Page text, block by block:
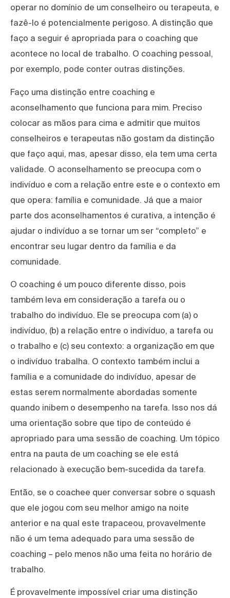
operar no domínio de um conselheiro ou terapeuta, e
fazê-lo é potencialmente perigoso. A distinção que
faço a seguir é apropriada para o coaching que
acontece no local de trabalho. O coaching pessoal,
por exemplo, pode conter outras distinções.
Faço uma distinção entre coaching e
aconselhamento que funciona para mim. Preciso
colocar as mãos para cima e admitir que muitos
conselheiros e terapeutas não gostam da distinção
que faço aqui, mas, apesar disso, ela tem uma certa
validade. O aconselhamento se preocupa com o
indivíduo e com a relação entre este e o contexto em
que opera: família e comunidade. Já que a maior
parte dos aconselhamentos é curativa, a intenção é
ajudar o indivíduo a se tornar um ser “completo” e
encontrar seu lugar dentro da família e da
comunidade.
O coaching é um pouco diferente disso, pois
também leva em consideração a tarefa ou o
trabalho do indivíduo. Ele se preocupa com (a) o
indivíduo, (b) a relação entre o indivíduo, a tarefa ou
o trabalho e (c) seu contexto: a organização em que
o indivíduo trabalha. O contexto também inclui a
família e a comunidade do indivíduo, apesar de
estas serem normalmente abordadas somente
quando inibem o desempenho na tarefa. Isso nos dá
uma orientação sobre que tipo de conteúdo é
apropriado para uma sessão de coaching. Um tópico
entra na pauta de um coaching se ele está
relacionado à execução bem-sucedida da tarefa.
Então, se o coachee quer conversar sobre o squash
que ele jogou com seu melhor amigo na noite
anterior e na qual este trapaceou, provavelmente
não é um tema adequado para uma sessão de
coaching – pelo menos não uma feita no horário de
trabalho.
É provavelmente impossível criar uma distinção